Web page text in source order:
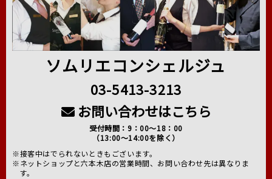
ソムリエコンシェルジュ
03-5413-3213
お問い合わせはこちら
受付時間：9：00～18：00
（13:00～14:00を除く）
※接客中はでられないときもございます。
※ネットショップと六本木店の営業時間、お問い合わせ先は異なりま
す。